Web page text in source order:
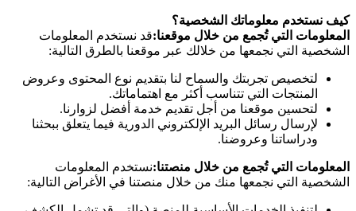
كيف نستخدم معلوماتك الشخصية؟
المعلومات التي تُجمع من خلال موقعنا:قد نستخدم المعلومات
الشخصية التي نجمعها من خلالك عبر موقعنا بالطرق التالية:
لتخصيص تجربتك والسماح لنا بتقديم نوع المحتوى وعروض
المنتجات التي تتناسب أكثر مع اهتماماتك.
لتحسين موقعنا من أجل تقديم خدمة أفضل لزوارنا.
لإرسال رسائل البريد الإلكتروني الدورية فيما يتعلق ببحثنا
ودراساتنا وعروضنا.
المعلومات التي تُجمع من خلال منصتنا:نستخدم المعلومات
الشخصية التي نجمعها منك من خلال منصتنا في الأغراض التالية: